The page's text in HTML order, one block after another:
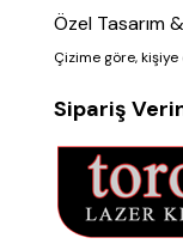
Özel Tasarım
Çizime göre,
Sipariş